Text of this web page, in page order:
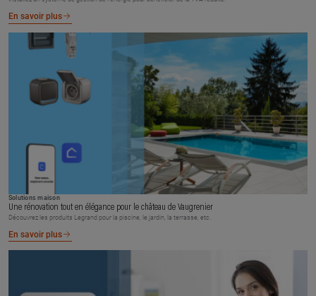
En savoir plus
Solutions maison
Une rénovation tout en élégance pour le château de Vaugrenier
Découvrez les produits Legrand pour la piscine, le jardin, la terrasse, etc.
En savoir plus